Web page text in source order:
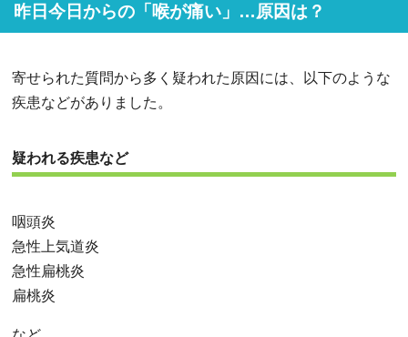
昨日今日からの「喉が痛い」…原因は？
寄せられた質問から多く疑われた原因には、以下のような
疾患などがありました。
疑われる疾患など
咽頭炎
急性上気道炎
急性扁桃炎
扁桃炎